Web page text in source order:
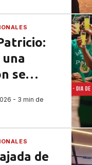
se
- 3 min de
de